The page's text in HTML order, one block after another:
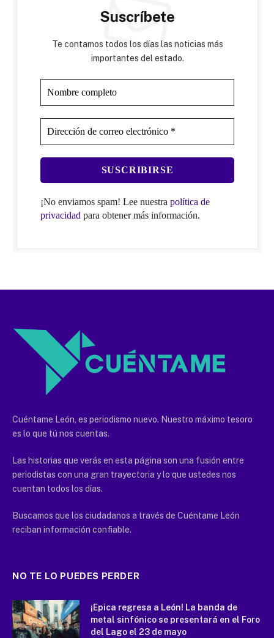
Suscríbete
Te contamos todos los días las noticias más
importantes del estado.
¡No enviamos spam! Lee nuestra política de
privacidad para obtener más información.
Cuéntame León, es periodismo nuevo. Nuestro máximo tesoro
es lo que tú nos cuentas.
Las historias que verás en esta página son una fusión entre
periodistas con una gran trayectoria y lo que ustedes nos
cuentan todos los días.
Buscamos que los ciudadanos a través de Cuéntame León
reciban información confiable.
NO TE LO PUEDES PERDER
¡Epica regresa a León! La banda de
metal sinfónico se presentará en el Foro
del Lago el 23 de mayo